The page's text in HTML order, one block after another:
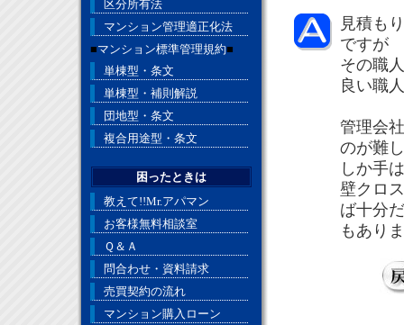
見積も
ですが
その職
良い職
管理会
のが難
しか手
壁クロ
ば十分
もあり
区分所有法
マンション管理適正化法
■マンション標準管理規約■
単棟型・条文
単棟型・補則解説
団地型・条文
複合用途型・条文
困ったときは
教えて!!Mr.アパマン
お客様無料相談室
Ｑ＆Ａ
問合わせ・資料請求
売買契約の流れ
マンション購入ローン